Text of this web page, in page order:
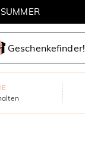
Geschenkefinder!